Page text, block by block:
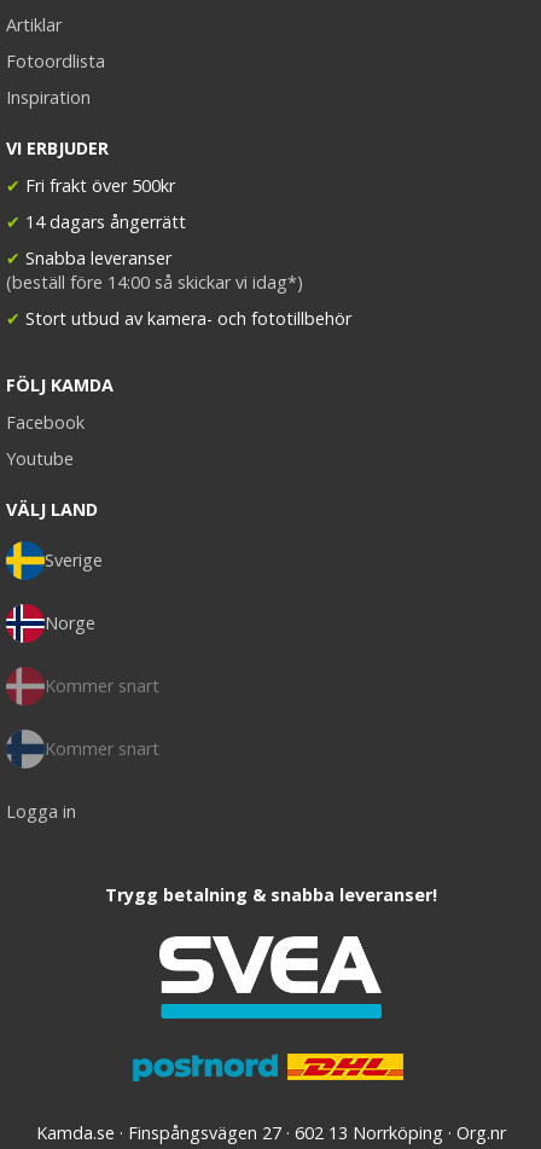
Artiklar
Fotoordlista
Inspiration
VI ERBJUDER
✔ Fri frakt över 500kr
✔ 14 dagars ångerrätt
✔ Snabba leveranser
(beställ före 14:00 så skickar vi idag*)
✔ Stort utbud av kamera- och fototillbehör
FÖLJ KAMDA
Facebook
Youtube
VÄLJ LAND
Sverige
Norge
Kommer snart
Kommer snart
Logga in
Trygg betalning & snabba leveranser!
Kamda.se · Finspångsvägen 27 · 602 13 Norrköping · Org.nr